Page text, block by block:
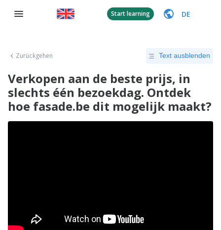
Start learning DE
Zurückgehen Text ausblenden
Verkopen aan de beste prijs, in
slechts één bezoekdag. Ontdek
hoe fasade.be dit mogelijk maakt?